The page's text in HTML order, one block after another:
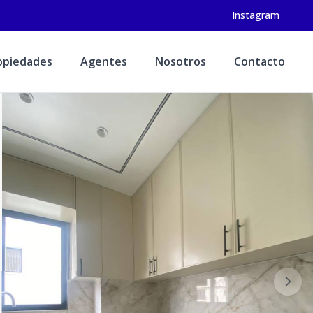
Instagram
Agentes Nosotros Contacto